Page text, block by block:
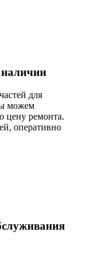
наличии
для
можем
цену ремонта.
оперативно